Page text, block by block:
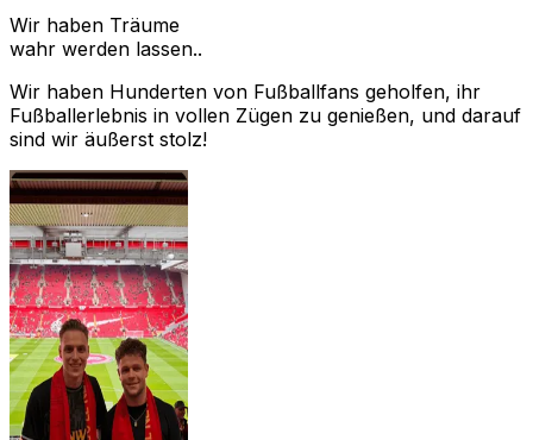
Wir haben Träume
wahr werden lassen..
Wir haben Hunderten von Fußballfans geholfen, ihr
Fußballerlebnis in vollen Zügen zu genießen, und darauf
sind wir äußerst stolz!